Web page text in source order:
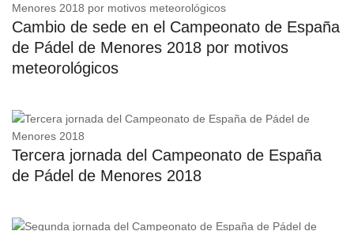
Cambio de sede en el Campeonato de España
de Pádel de Menores 2018 por motivos
meteorológicos
Tercera jornada del Campeonato de España
de Pádel de Menores 2018